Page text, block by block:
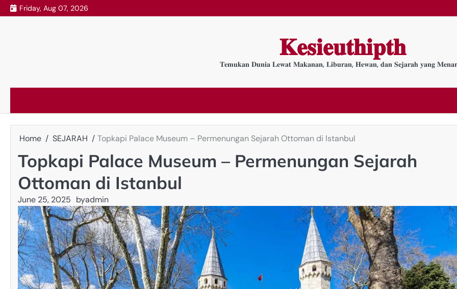
Skip
to
Friday, Aug 07, 2026
𝐊𝐞𝐬𝐢𝐞𝐮𝐭𝐡𝐢𝐩𝐭𝐡
𝐓𝐞𝐦𝐮𝐤𝐚𝐧 𝐃𝐮𝐧𝐢𝐚 𝐋𝐞𝐰𝐚𝐭 𝐌𝐚𝐤𝐚𝐧𝐚𝐧, 𝐋𝐢𝐛𝐮𝐫𝐚𝐧, 𝐇𝐞𝐰𝐚𝐧, 𝐝𝐚𝐧 𝐒𝐞𝐣𝐚𝐫𝐚𝐡 𝐲𝐚𝐧𝐠
Home SEJARAH Topkapi Palace Museum – Permenungan Sejarah Ottoman di Istanbul
Topkapi Palace Museum – Permenungan Sejarah
Ottoman di Istanbul
June 25, 2025 byadmin